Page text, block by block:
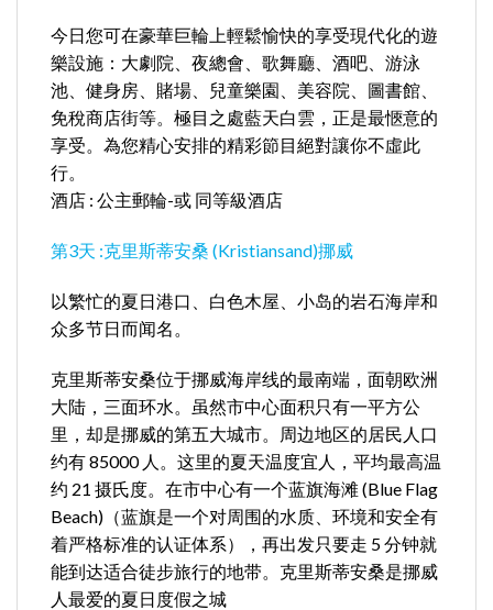
今日您可在豪華巨輪上輕鬆愉快的享受現代化的遊
樂設施：大劇院、夜總會、歌舞廳、酒吧、游泳
池、健身房、賭場、兒童樂園、美容院、圖書館、
免稅商店街等。極目之處藍天白雲，正是最愜意的
享受。為您精心安排的精彩節目絕對讓你不虛此
行。
酒店 : 公主郵輪-或 同等級酒店
第3天 :克里斯蒂安桑 (Kristiansand)挪威
以繁忙的夏日港口、白色木屋、小岛的岩石海岸和
众多节日而闻名。
克里斯蒂安桑位于挪威海岸线的最南端，面朝欧洲
大陆，三面环水。虽然市中心面积只有一平方公
里，却是挪威的第五大城市。周边地区的居民人口
约有 85000 人。这里的夏天温度宜人，平均最高温
约 21 摄氏度。在市中心有一个蓝旗海滩 (Blue Flag
Beach)（蓝旗是一个对周围的水质、环境和安全有
着严格标准的认证体系），再出发只要走 5 分钟就
能到达适合徒步旅行的地带。克里斯蒂安桑是挪威
人最爱的夏日度假之城